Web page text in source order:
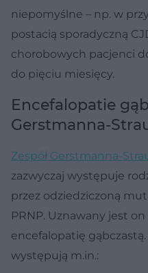
niepomyślne – np. w
postacią sporadyczną
chorobowych pacjenci
do pięciu miesięcy.
Encefalopatie
Gerstmanna-
Zespół Gerstmanna-
zazwyczaj występuje
przez odziedziczoną
PRNP. Uznawany jest
encefalopatię
występują m.in.: